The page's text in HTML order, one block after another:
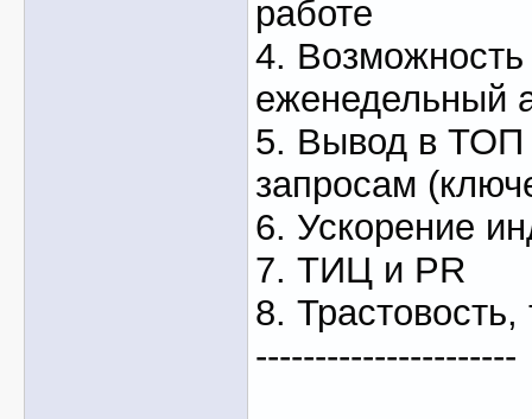
работе
4. Возможность
еженедельный
5. Вывод в
запросам
6. Ускорение
7. ТИЦ и PR
8. Трастовость,
----------------------